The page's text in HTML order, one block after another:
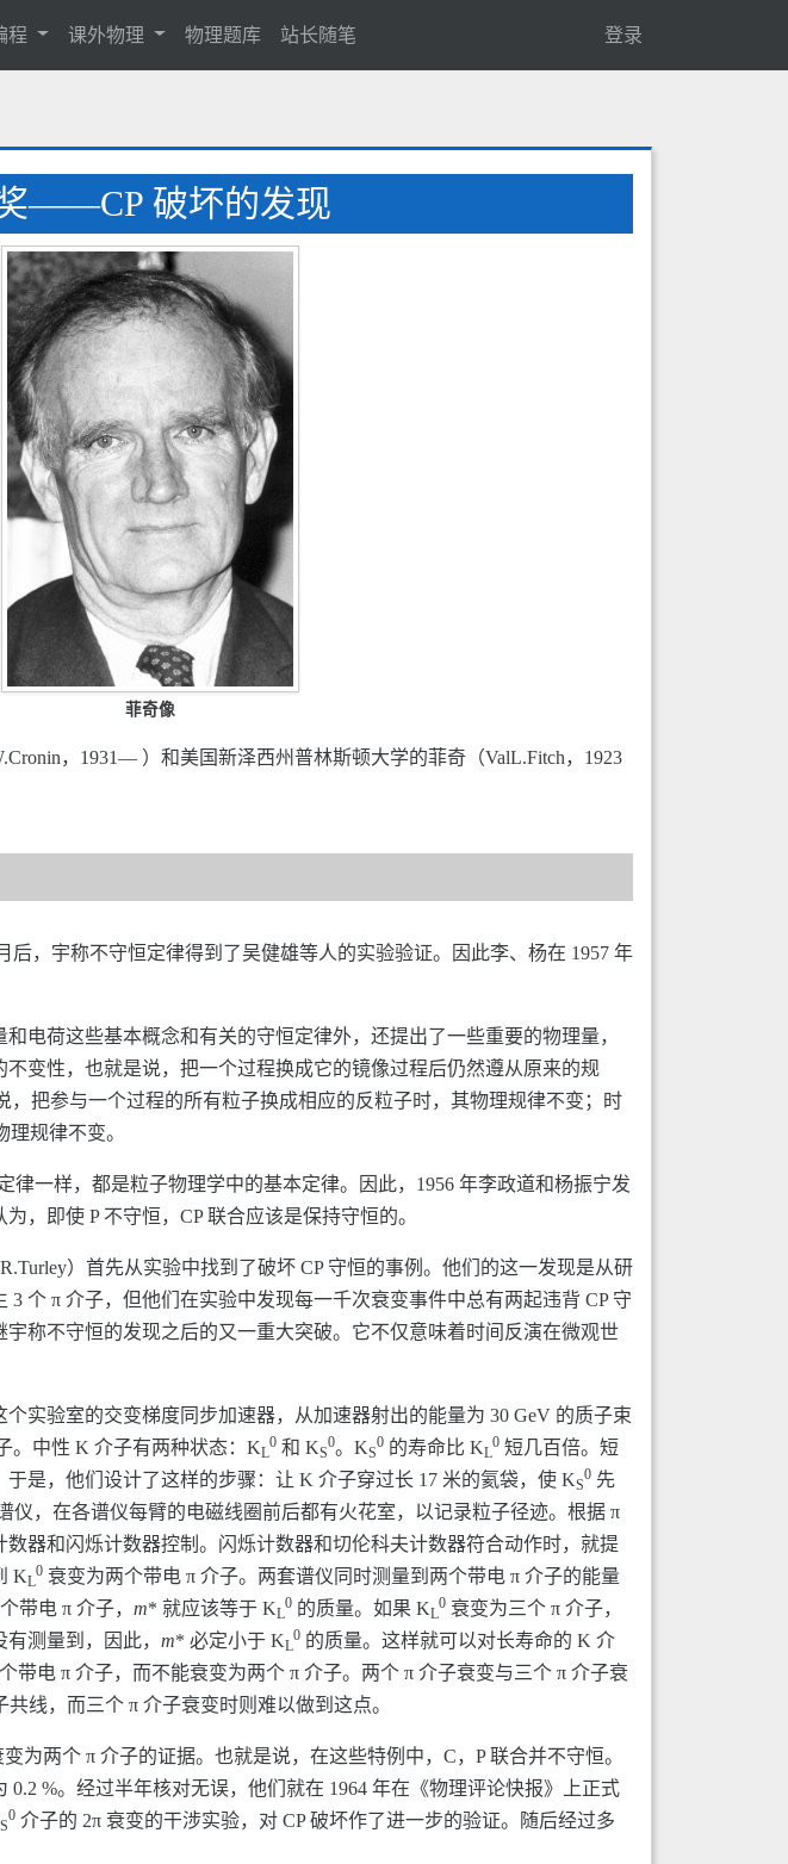
程 课外物理 物理题库 站长随笔 登录
——CP 破坏的发现
菲奇像
，1931— ）和美国新泽西州普林斯顿大学的菲奇（ValL.Fitch，1923
，宇称不守恒定律得到了吴健雄等人的实验验证。因此李、杨在 1957 年
电荷这些基本概念和有关的守恒定律外，还提出了一些重要的物理量，
变性，也就是说，把一个过程换成它的镜像过程后仍然遵从原来的规
把参与一个过程的所有粒子换成相应的反粒子时，其物理规律不变；时
规律不变。
一样，都是粒子物理学中的基本定律。因此，1956 年李政道和杨振宁发
，即使 P 不守恒，CP 联合应该是保持守恒的。
）首先从实验中找到了破坏 CP 守恒的事例。他们的这一发现是从研
3 个 π 介子，但他们在实验中发现每一千次衰变事件中总有两起违背 CP 守
称不守恒的发现之后的又一重大突破。它不仅意味着时间反演在微观世
实验室的交变梯度同步加速器，从加速器射出的能量为 30 GeV 的质子束
。中性 K 介子有两种状态：KL
0 和 KS
0。KS
0 的寿命比 KL
0 短几百倍。短
是，他们设计了这样的步骤：让 K 介子穿过长 17 米的氦袋，使 KS
0 先
仪，在各谱仪每臂的电磁线圈前后都有火花室，以记录粒子径迹。根据 π
器和闪烁计数器控制。闪烁计数器和切伦科夫计数器符合动作时，就提
KL
0 衰变为两个带电 π 介子。两套谱仪同时测量到两个带电 π 介子的能量
带电 π 介子， m* 就应该等于 KL
0 的质量。如果 KL
0 衰变为三个 π 介子，
测量到，因此， m* 必定小于 KL
0 的质量。这样就可以对长寿命的 K 介
带电 π 介子，而不能衰变为两个 π 介子。两个 π 介子衰变与三个 π 介子衰
共线，而三个 π 介子衰变时则难以做到这点。
为两个 π 介子的证据。也就是说，在这些特例中，C，P 联合并不守恒。
%。经过半年核对无误，他们就在 1964 年在《物理评论快报》上正式
S
0 介子的 2π 衰变的干涉实验，对 CP 破坏作了进一步的验证。随后经过多